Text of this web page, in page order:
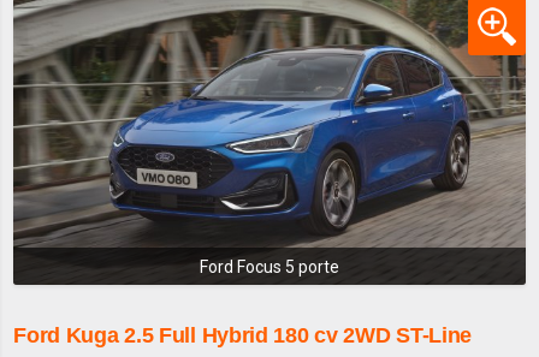
Ford Focus 5 porte
Ford Kuga2.5 Full Hybrid 180 cv 2WD ST-Line